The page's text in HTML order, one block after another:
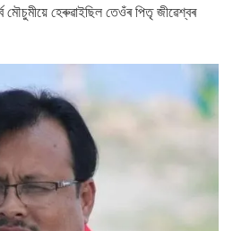
মৌচুমীয়ে হেৰুৱাইছিল তেওঁৰ পিতৃ জীৱেশ্বৰ